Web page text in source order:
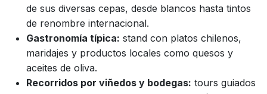
de sus diversas cepas, desde blancos hasta tintos
de renombre internacional.
Gastronomía típica: stand con platos chilenos,
maridajes y productos locales como quesos y
aceites de oliva.
Recorridos por viñedos y bodegas: tours guiados